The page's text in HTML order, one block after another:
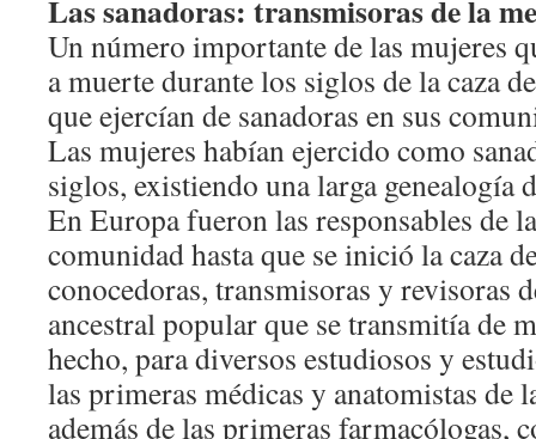
Las sanadoras: transmisoras de la
Un número importante de las mujeres
a muerte durante los siglos de la caza
que ejercían de sanadoras en sus
Las mujeres habían ejercido como
siglos, existiendo una larga genealogía
En Europa fueron las responsables de
comunidad hasta que se inició la caza
conocedoras, transmisoras y revisoras
ancestral popular que se transmitía de
hecho, para diversos estudiosos y
las primeras médicas y anatomistas de
además de las primeras farmacólogas,